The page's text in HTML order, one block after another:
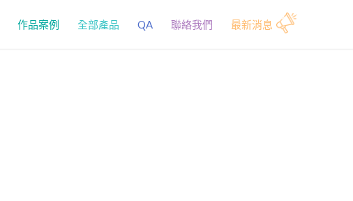
作品案例 全部產品 QA 聯絡我們 最新消息